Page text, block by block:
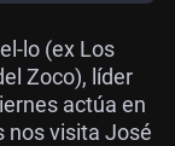
lo (ex Los
Zoco), líder
actúa en
nos visita José